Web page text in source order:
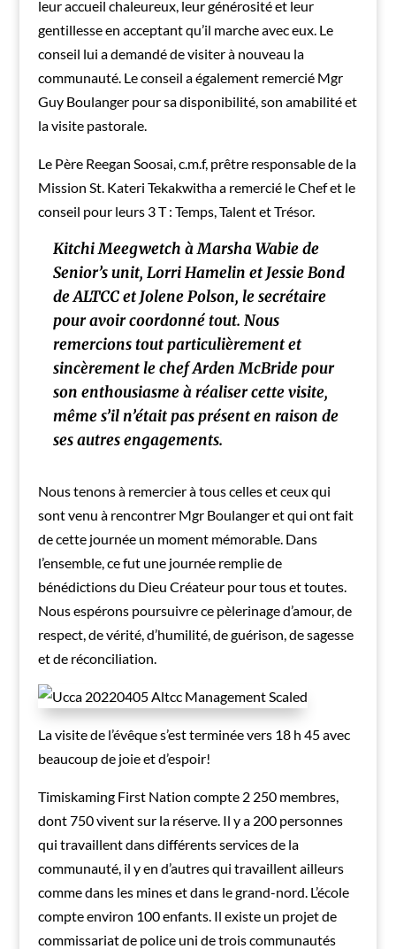
leur accueil chaleureux, leur générosité et leur
gentillesse en acceptant qu’il marche avec eux. Le
conseil lui a demandé de visiter à nouveau la
communauté. Le conseil a également remercié Mgr
Guy Boulanger pour sa disponibilité, son amabilité et
la visite pastorale.
Le Père Reegan Soosai, c.m.f, prêtre responsable de la
Mission St. Kateri Tekakwitha a remercié le Chef et le
conseil pour leurs 3 T : Temps, Talent et Trésor.
Kitchi Meegwetch à Marsha Wabie de
Senior’s unit, Lorri Hamelin et Jessie Bond
de ALTCC et Jolene Polson, le secrétaire
pour avoir coordonné tout. Nous
remercions tout particulièrement et
sincèrement le chef Arden McBride pour
son enthousiasme à réaliser cette visite,
même s’il n’était pas présent en raison de
ses autres engagements.
Nous tenons à remercier à tous celles et ceux qui
sont venu à rencontrer Mgr Boulanger et qui ont fait
de cette journée un moment mémorable. Dans
l’ensemble, ce fut une journée remplie de
bénédictions du Dieu Créateur pour tous et toutes.
Nous espérons poursuivre ce pèlerinage d’amour, de
respect, de vérité, d’humilité, de guérison, de sagesse
et de réconciliation.
La visite de l’évêque s’est terminée vers 18 h 45 avec
beaucoup de joie et d’espoir!
Timiskaming First Nation compte 2 250 membres,
dont 750 vivent sur la réserve. Il y a 200 personnes
qui travaillent dans différents services de la
communauté, il y en d’autres qui travaillent ailleurs
comme dans les mines et dans le grand-nord. L’école
compte environ 100 enfants. Il existe un projet de
commissariat de police uni de trois communautés